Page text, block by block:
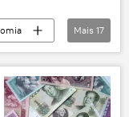
Brasil
Mais 17